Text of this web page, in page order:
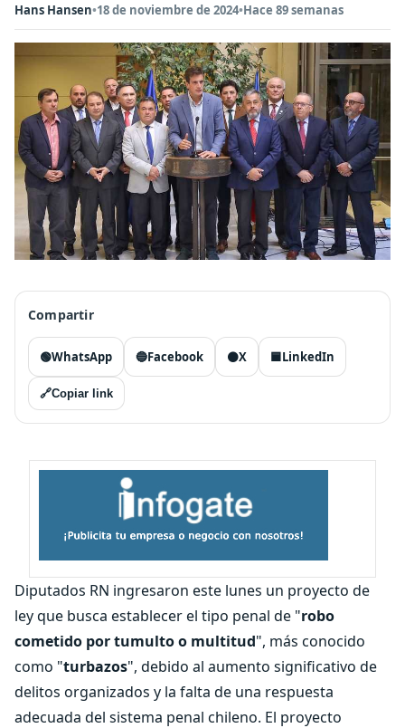
Hans Hansen•18 de noviembre de 2024•Hace 89 semanas
Compartir
🟢WhatsApp 🔵Facebook ⚫X 🟦LinkedIn
🔗Copiar link
Diputados RN ingresaron este lunes un proyecto de
ley que busca establecer el tipo penal de "robo
cometido por tumulto o multitud", más conocido
como "turbazos", debido al aumento significativo de
delitos organizados y la falta de una respuesta
adecuada del sistema penal chileno. El proyecto